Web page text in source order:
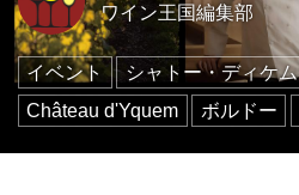
ワイン王国編集部
イベント シャトー・ディケム
Château d'Yquem
ボルドー